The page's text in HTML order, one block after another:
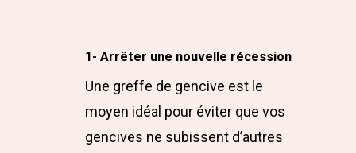
1- Arrêter une nouvelle récession
Une greffe de gencive est le
moyen idéal pour éviter que vos
gencives ne subissent d’autres